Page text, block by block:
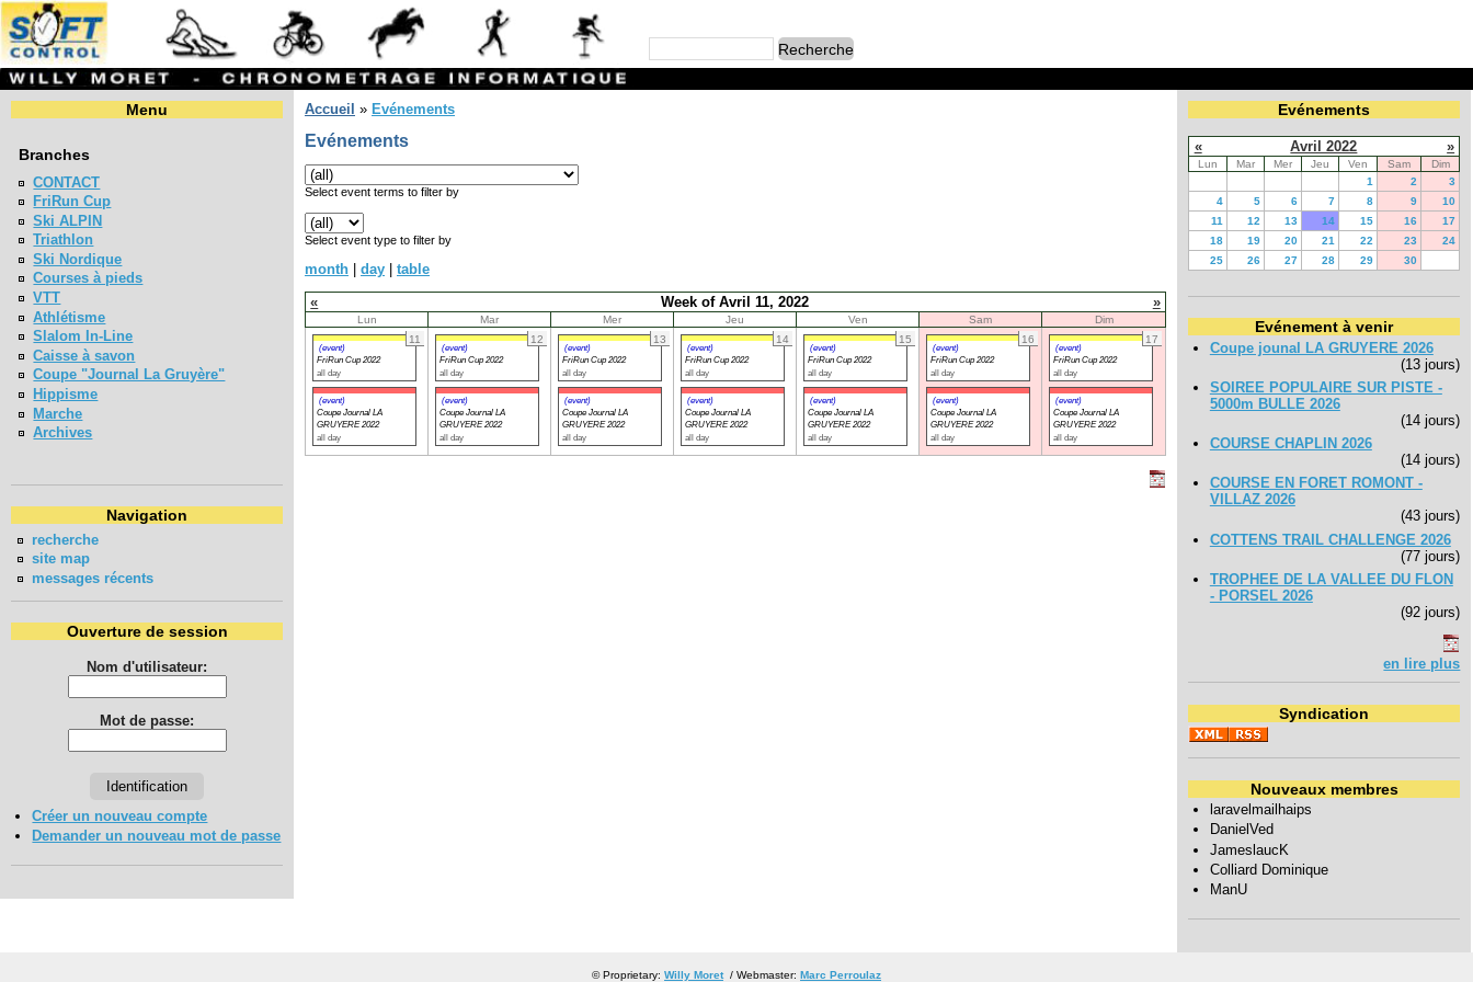
Menu
Branches
CONTACT
FriRun Cup
Ski ALPIN
Triathlon
Ski Nordique
Courses à pieds
VTT
Athlétisme
Slalom In-Line
Caisse à savon
Coupe "Journal La Gruyère"
Hippisme
Marche
Archives
Navigation
recherche
site map
messages récents
Ouverture de session
Nom d'utilisateur:
Mot de passe:
Créer un nouveau compte
Demander un nouveau mot de passe
Accueil » Evénements
Evénements
Select event terms to filter by
Select event type to filter by
month day
table
«
Week of Avril 11, 2022 »
Lun Mar Mer Jeu Ven Sam
Dim
11
(event)
FriRun Cup 2022
all day
(event)
Coupe Journal LA
GRUYERE 2022
all day
12
(event)
FriRun Cup 2022
all day
(event)
Coupe Journal LA
GRUYERE 2022
all day
13
(event)
FriRun Cup 2022
all day
(event)
Coupe Journal LA
GRUYERE 2022
all day
14
(event)
FriRun Cup 2022
all day
(event)
Coupe Journal LA
GRUYERE 2022
all day
15
(event)
FriRun Cup 2022
all day
(event)
Coupe Journal LA
GRUYERE 2022
all day
16
(event)
FriRun Cup 2022
all day
(event)
Coupe Journal LA
GRUYERE 2022
all day
17
(event)
FriRun Cup 2022
all day
(event)
Coupe Journal LA
GRUYERE 2022
all day
Evénements
« Avril 2022 »
Lun Mar Mer Jeu Ven Sam
Dim
1
2
3
4
5 6 7 8 9
10
11
12 13 14 15 16
17
18
19 20 21 22 23
24
25
26 27 28 29 30
Evénement à venir
Coupe jounal LA GRUYERE 2026
(13 jours)
SOIREE POPULAIRE SUR PISTE -
5000m BULLE 2026
(14 jours)
COURSE CHAPLIN 2026
(14 jours)
COURSE EN FORET ROMONT -
VILLAZ 2026
(43 jours)
COTTENS TRAIL CHALLENGE 2026
(77 jours)
TROPHEE DE LA VALLEE DU FLON
- PORSEL 2026
(92 jours)
en lire plus
Syndication
Nouveaux membres
laravelmailhaips
DanielVed
JameslaucK
Colliard Dominique
ManU
© Proprietary: Willy Moret/ Webmaster: Marc Perroulaz